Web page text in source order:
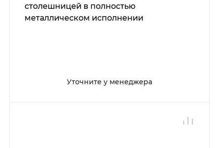
столешницей в полностью
металлическом исполнении
Уточните у менеджера